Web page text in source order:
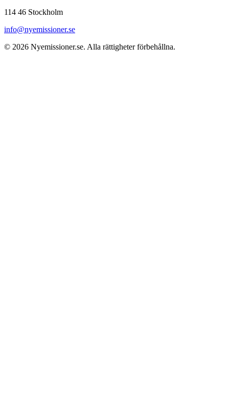
114 46 Stockholm
info@nyemissioner.se
© 2026 Nyemissioner.se. Alla rättigheter förbehållna.